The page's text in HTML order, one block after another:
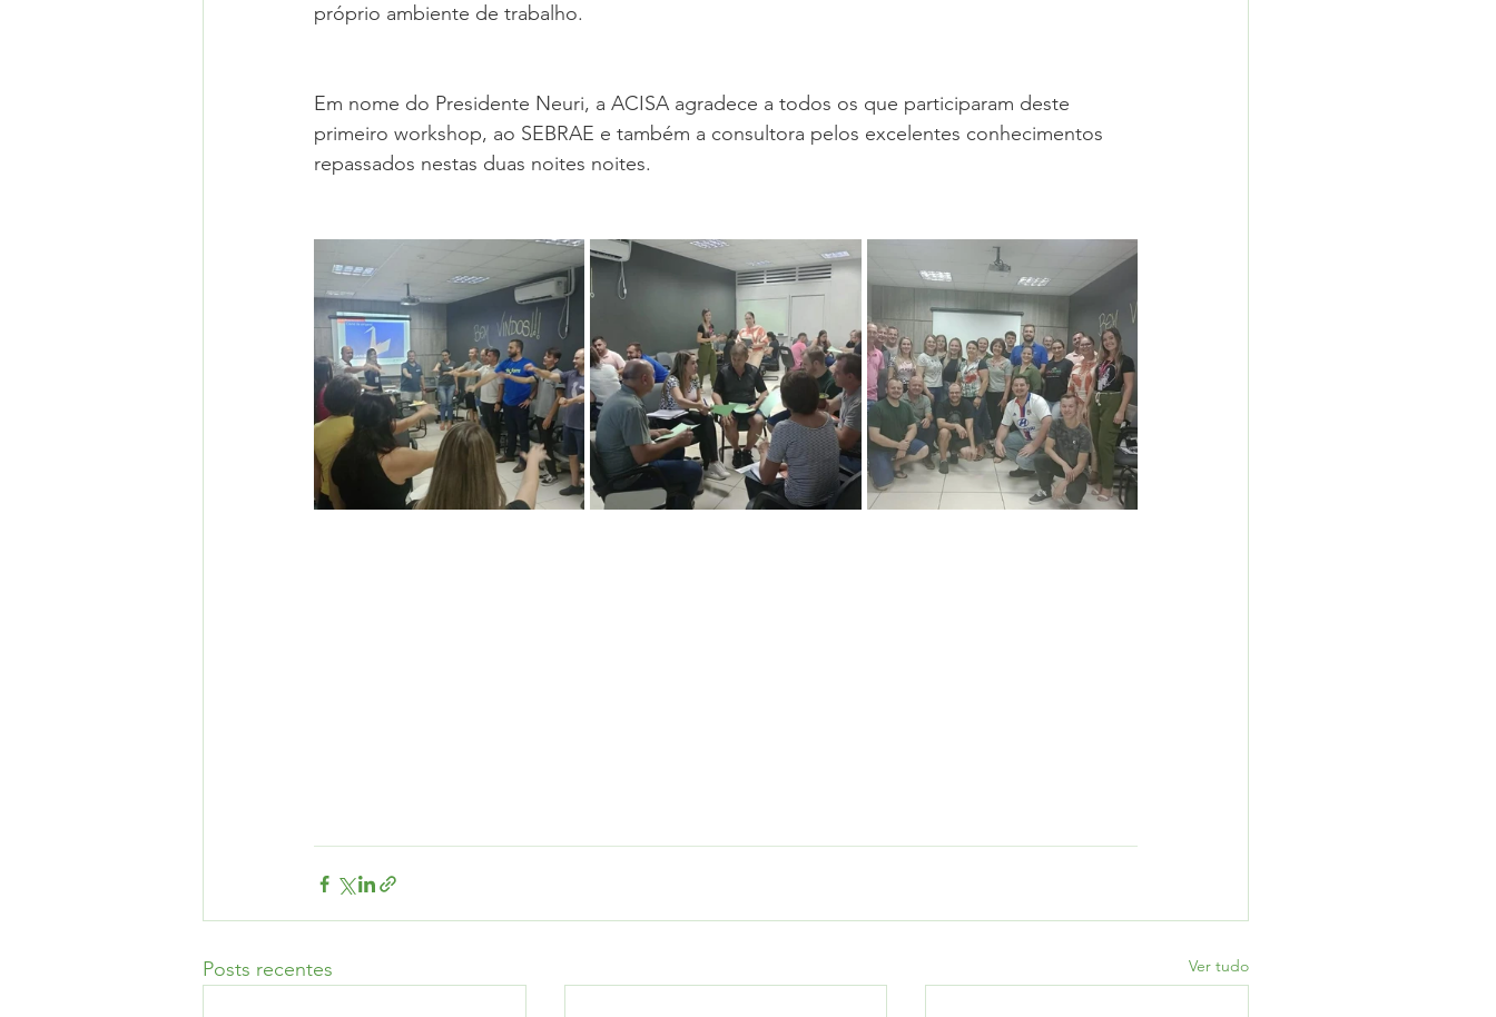
próprio ambiente de trabalho.
Em nome do Presidente Neuri, a ACISA agradece a todos os que participaram deste
primeiro workshop, ao SEBRAE e também a consultora pelos excelentes conhecimentos
repassados nestas duas noites noites.
Posts recentes Ver tudo